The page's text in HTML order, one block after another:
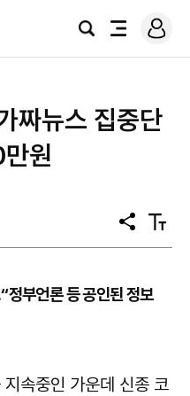
검
전
로
그
짜뉴스 집중단
원
공
유
텍
스
정부언론 등 공인된 정보
속중인 가운데 신종 코